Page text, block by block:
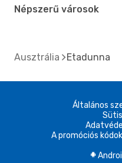
Népszerű városok
Ausztrália Etadunna
Általános
A promóciós
A